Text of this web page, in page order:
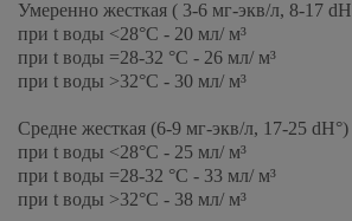
Умеренно жесткая ( 3-6 мг-экв/л, 8-17
при t воды <28°C - 20 мл/ м³
при t воды =28-32 °C - 26 мл/ м³
при t воды >32°C - 30 мл/ м³
Средне жесткая (6-9 мг-экв/л, 17-25 dН°)
при t воды <28°C - 25 мл/ м³
при t воды =28-32 °C - 33 мл/ м³
при t воды >32°C - 38 мл/ м³